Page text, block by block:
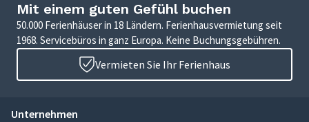
Mit einem guten Gefühl buchen
50.000 Ferienhäuser in 18 Ländern. Ferienhausvermietung seit
1968. Servicebüros in ganz Europa. Keine Buchungsgebühren.
Vermieten Sie Ihr Ferienhaus
Unternehmen